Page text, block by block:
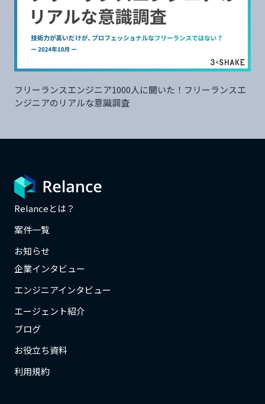
フリーランスエンジニア1000人に聞いた！フリーランスエ
ンジニアのリアルな意識調査
Relanceとは？
案件一覧
お知らせ
企業インタビュー
エンジニアインタビュー
エージェント紹介
ブログ
お役立ち資料
利用規約